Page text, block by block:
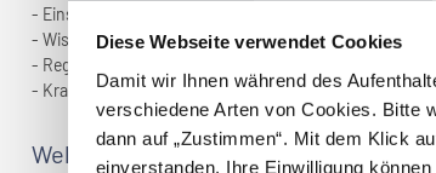
Diese Webseite verwendet Cookies
Damit wir Ihnen während des
verschiedene Arten von Cookies. Bitte
dann auf „Zustimmen“. Mit dem Klick
einverstanden. Ihre Einwilligung
- Einschulungs- und Mentoringprogramm mit
- Wissens-App
- Regelmäßige Mitarbeiterbefragungen
- Krankenhaus-Chor
Welche Vorteile haben sich fürIhr